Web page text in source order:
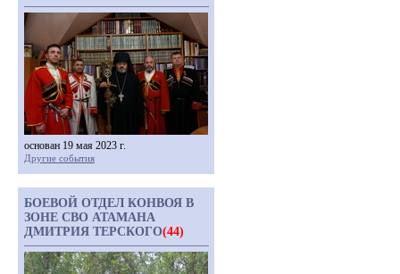
основан 19 мая 2023 г.
Другие события
БОЕВОЙ ОТДЕЛ КОНВОЯ В
ЗОНЕ СВО АТАМАНА
ДМИТРИЯ ТЕРСКОГО(44)